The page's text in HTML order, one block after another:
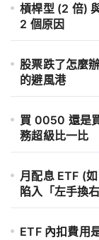
槓桿型 (2 倍)
2 個原因
股票跌了怎麼
的避風港
買 0050 還是
務超級比一比
月配息 ETF (
陷入「左手換
ETF 內扣費用